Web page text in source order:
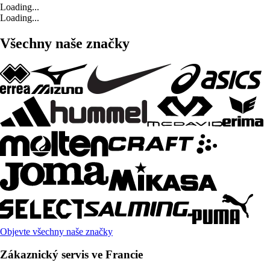
Loading...
Loading...
Všechny naše značky
Objevte všechny naše značky
Zákaznický servis ve Francie